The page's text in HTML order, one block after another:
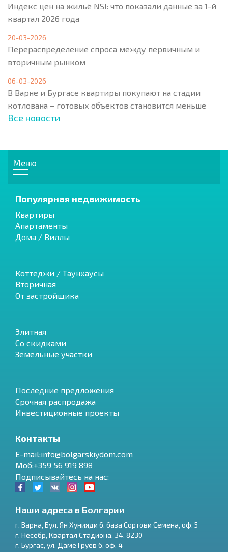
Индекс цен на жильё NSI: что показали данные за 1-й
квартал 2026 года
20-03-2026
Перераспределение спроса между первичным и
вторичным рынком
06-03-2026
В Варне и Бургасе квартиры покупают на стадии
котлована – готовых объектов становится меньше
Все новости
Меню
Популярная недвижимость
Квартиры
Апартаменты
Дома / Виллы
Коттеджи / Таунхаусы
Вторичная
От застройщика
Элитная
Со скидками
Земельные участки
Последние предложения
Срочная распродажа
Инвестиционные проекты
Контакты
E-mail:info@bolgarskiydom.com
Моб:+359 56 919 898
Подписывайтесь на нас:
Наши адреса в Болгарии
г. Варна, Бул. Ян Хунияди 6, база Сортови Семена, оф. 5
г. Несебр, Квартал Стадиона, 34, 8230
г. Бургас, ул. Даме Груев 6, оф. 4